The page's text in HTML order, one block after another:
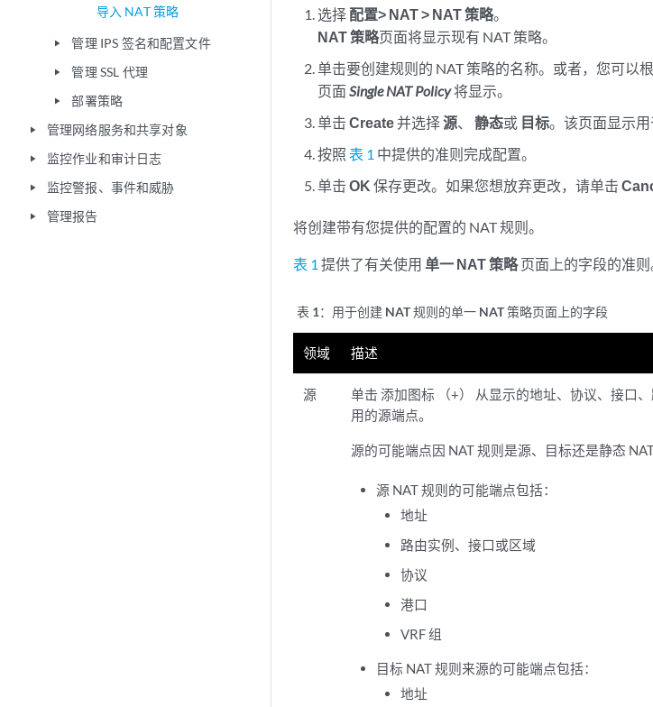
导入 NAT 策略
play_arrow 管理 IPS 签名和配置文件
play_arrow 管理 SSL 代理
play_arrow 部署策略
play_arrow 管理网络服务和共享对象
play_arrow 监控作业和审计日志
play_arrow 监控警报、事件和威胁
play_arrow 管理报告
选择 配置> NAT > NAT 策略。
NAT 策略页面将显示现有 NAT 策略。
单击要创建规则的 NAT 策略的名称。或者，您可以
页面Single NAT Policy将显示。
单击Create并选择源、静态或 目标。该页面显示用
按照表 1 中提供的准则完成配置。
单击OK 保存更改。如果您想放弃更改，请单击
将创建带有您提供的配置的 NAT 规则。
表 1 提供了有关使用 单一 NAT 策略页面上的字段的准则
表 1： 用于创建 NAT 规则的单一 NAT 策略页面上的字段
领域 描述
源
单击 添加图标 （+） 从显示的地址、协议、接口
用的源端点。
源的可能端点因 NAT 规则是源、目标还是静态 NAT
源 NAT 规则的可能端点包括：
地址
路由实例、接口或区域
协议
港口
VRF 组
目标 NAT 规则来源的可能端点包括：
地址